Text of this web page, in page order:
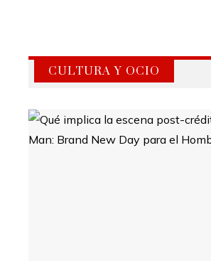
CULTURA Y OCIO